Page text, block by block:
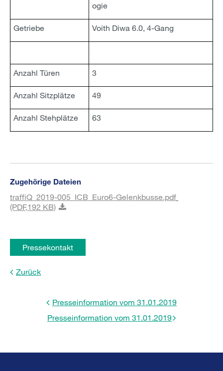
ogie
Getriebe Voith Diwa 6.0, 4-Gang
Anzahl Türen 3
Anzahl Sitzplätze 49
Anzahl Stehplätze 63
Zugehörige Dateien
traffiQ_2019-005_ICB_Euro6-Gelenkbusse.pdf
(PDF,192 KB)
Pressekontakt
Zurück
Presseinformation vom 31.01.2019
Presseinformation vom 31.01.2019